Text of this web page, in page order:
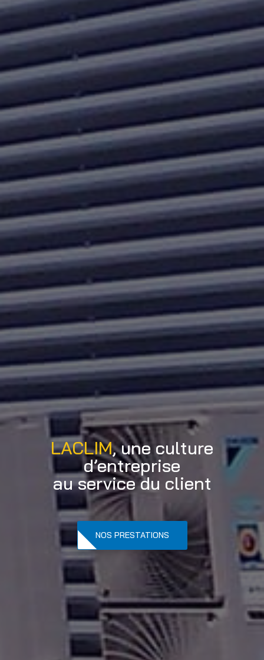
LACLIM, une culture
d’entreprise
au service du client
NOS PRESTATIONS